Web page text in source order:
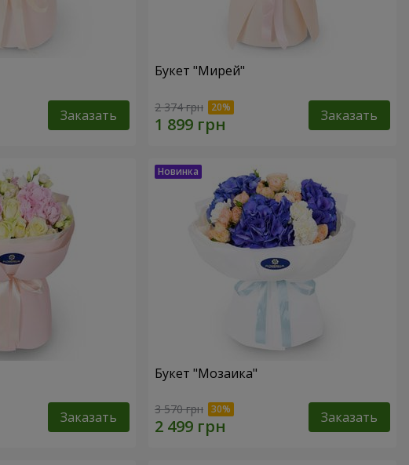
Заказать
Букет "Мирей"
2 374 грн Заказать
Заказать
Букет "Мозаика"
3 570 грн Заказать